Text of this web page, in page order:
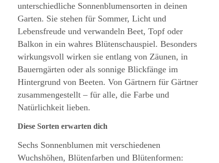
unterschiedliche Sonnenblumensorten in deinen
Garten. Sie stehen für Sommer, Licht und
Lebensfreude und verwandeln Beet, Topf oder
Balkon in ein wahres Blütenschauspiel. Besonders
wirkungsvoll wirken sie entlang von Zäunen, in
Bauerngärten oder als sonnige Blickfänge im
Hintergrund von Beeten. Von Gärtnern für Gärtner
zusammengestellt – für alle, die Farbe und
Natürlichkeit lieben.
Diese Sorten erwarten dich
Sechs Sonnenblumen mit verschiedenen
Wuchshöhen, Blütenfarben und Blütenformen: